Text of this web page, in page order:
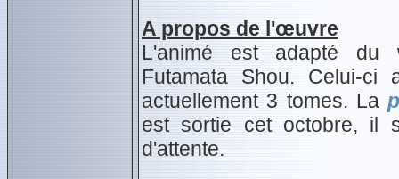
A propos de l'œuvre
L'animé est adapté du
Futamata Shou. Celui-
actuellement 3 tomes. La
est sortie cet octobre, il
d'attente.